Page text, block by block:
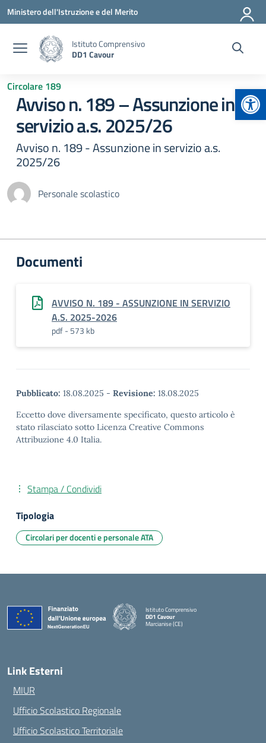
Vai ai contenuti
Vai al menu di navigazione
Vai al footer
Ministero dell'Istruzione e del Merito
Istituto Comprensivo
DD1 Cavour
Circolare 189
Avviso n. 189 – Assunzione in
servizio a.s. 2025/26
Avviso n. 189 - Assunzione in servizio a.s.
2025/26
Personale scolastico
Documenti
AVVISO N. 189 - ASSUNZIONE IN SERVIZIO
A.S. 2025-2026
pdf - 573 kb
Pubblicato: 18.08.2025 - Revisione: 18.08.2025
Eccetto dove diversamente specificato, questo articolo è
stato rilasciato sotto Licenza Creative Commons
Attribuzione 4.0 Italia.
Stampa / Condividi
Tipologia
Circolari per docenti e personale ATA
Istituto Comprensivo
DD1 Cavour
Marcianise (CE)
Link Esterni
MIUR
Ufficio Scolastico Regionale
Ufficio Scolastico Territoriale